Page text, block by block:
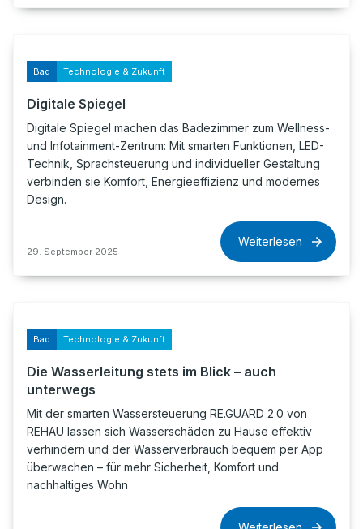
Bad Technologie & Zukunft
Digitale Spiegel
Digitale Spiegel machen das Badezimmer zum Wellness-
und Infotainment-Zentrum: Mit smarten Funktionen, LED-
Technik, Sprachsteuerung und individueller Gestaltung
verbinden sie Komfort, Energieeffizienz und modernes
Design.
29. September 2025
Weiterlesen
Bad Technologie & Zukunft
Die Wasserleitung stets im Blick – auch
unterwegs
Mit der smarten Wassersteuerung RE.GUARD 2.0 von
REHAU lassen sich Wasserschäden zu Hause effektiv
verhindern und der Wasserverbrauch bequem per App
überwachen – für mehr Sicherheit, Komfort und
nachhaltiges Wohn